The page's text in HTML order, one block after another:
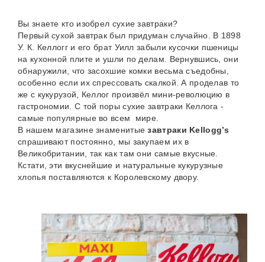
Вы знаете кто изобрел сухие завтраки?
Первый сухой завтрак был придуман случайно. В 1898
У. К. Келлогг и его брат Уилл забыли кусочки пшеницы
на кухонной плите и ушли по делам. Вернувшись, они
обнаружили, что засохшие комки весьма съедобны,
особенно если их спрессовать скалкой. А проделав то
же с кукурузой, Келлог произвёл мини-революцию в
гастрономии. С той поры сухие завтраки Келлога -
самые популярные во всем  мире.
В нашем магазине знаменитые завтраки Kellogg’s
спрашивают постоянно, мы закупаем их в
Великобритании, так как там они самые вкусные.
Кстати, эти вкуснейшие и натуральные кукурузные
хлопья поставляются к Королевскому двору.